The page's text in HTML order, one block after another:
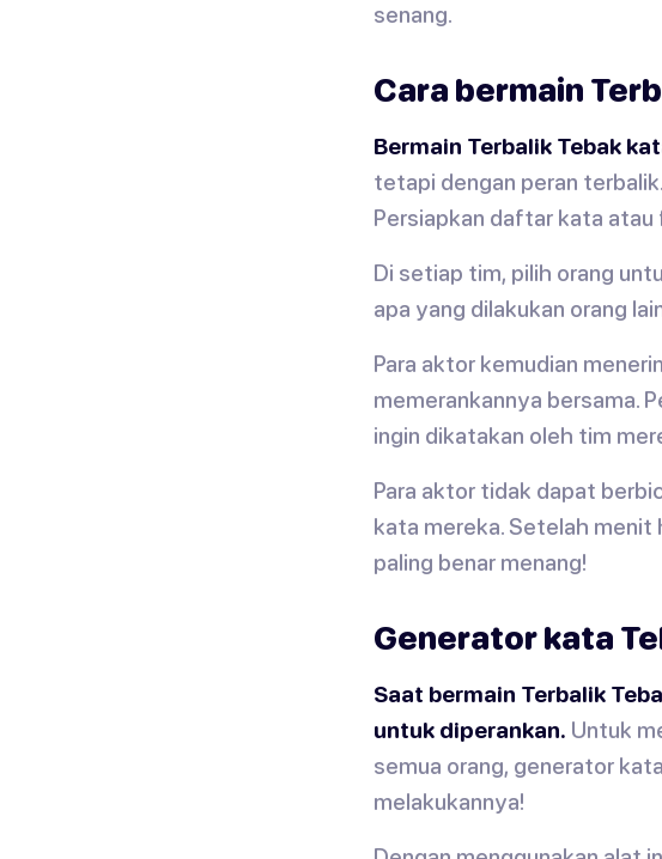
senang.
Cara bermain
Bermain Terbalik Tebak
tetapi dengan peran
Persiapkan daftar kata atau
Di setiap tim, pilih orang
apa yang dilakukan orang
Para aktor kemudian
memerankannya bersama.
ingin dikatakan oleh tim
Para aktor tidak dapat
kata mereka. Setelah menit
paling benar menang!
Generator kata
Saat bermain Terbalik
untuk diperankan. Untuk
semua orang, generator
melakukannya!